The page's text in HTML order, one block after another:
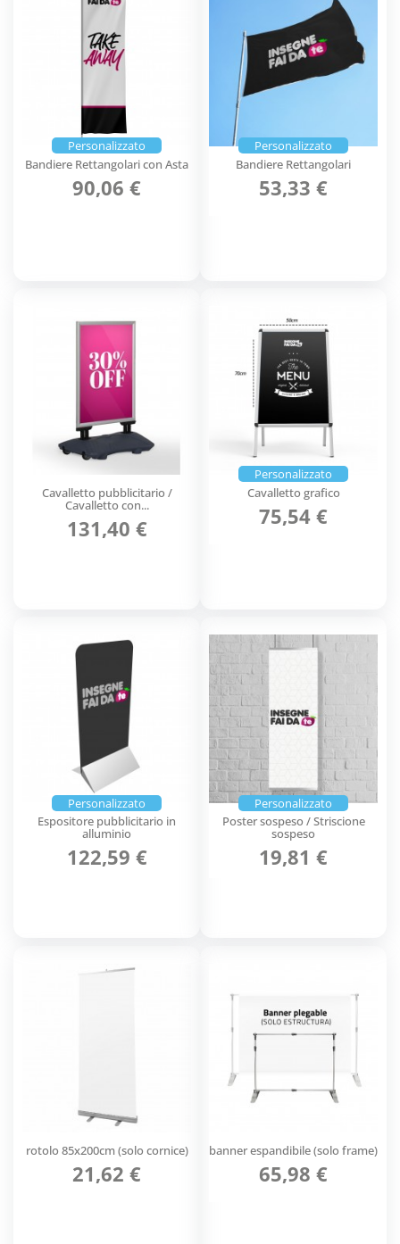
Personalizzato
Bandiere Rettangolari con Asta
90,06 €
Personalizzato
Bandiere Rettangolari
53,33 €
Cavalletto pubblicitario /
Cavalletto con...
131,40 €
Personalizzato
Cavalletto grafico
75,54 €
Personalizzato
Espositore pubblicitario in
alluminio
122,59 €
Personalizzato
Poster sospeso / Striscione
sospeso
19,81 €
rotolo 85x200cm (solo cornice)
21,62 €
banner espandibile (solo frame)
65,98 €